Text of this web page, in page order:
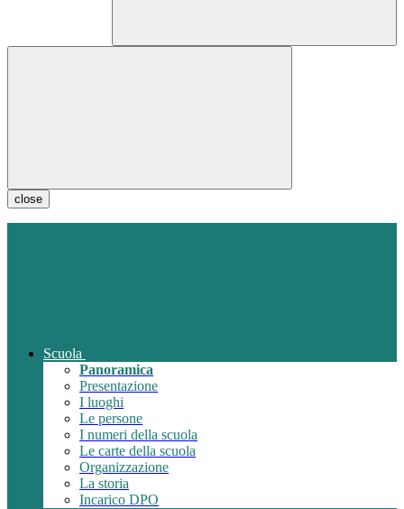
close
Scuola
Panoramica
Presentazione
I luoghi
Le persone
I numeri della scuola
Le carte della scuola
Organizzazione
La storia
Incarico DPO